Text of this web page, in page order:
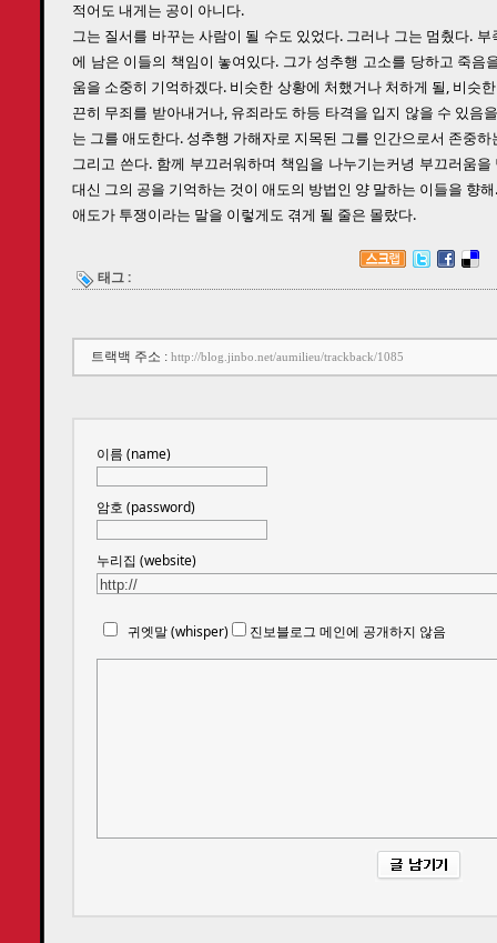
적어도 내게는 공이 아니다.
그는 질서를 바꾸는 사람이 될 수도 있었다. 그러나 그는 멈췄다.
에 남은 이들의 책임이 놓여있다. 그가 성추행 고소를 당하고 죽음
움을 소중히 기억하겠다. 비슷한 상황에 처했거나 처하게 될, 비슷
끈히 무죄를 받아내거나, 유죄라도 하등 타격을 입지 않을 수 있음
는 그를 애도한다. 성추행 가해자로 지목된 그를 인간으로서 존중
그리고 쓴다. 함께 부끄러워하며 책임을 나누기는커녕 부끄러움
대신 그의 공을 기억하는 것이 애도의 방법인 양 말하는 이들을 향
애도가 투쟁이라는 말을 이렇게도 겪게 될 줄은 몰랐다.
태그 :
트랙백 주소 : http://blog.jinbo.net/aumilieu/trackback/1085
이름 (name)
암호 (password)
누리집 (website)
귀엣말 (whisper) 진보블로그 메인에 공개하지 않음